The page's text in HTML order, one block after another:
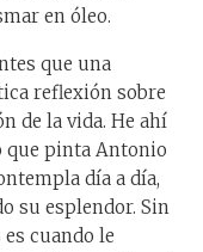
en óleo.
que una
reflexión sobre
de la vida. He ahí
que pinta Antonio
día a día,
su esplendor. Sin
cuando le